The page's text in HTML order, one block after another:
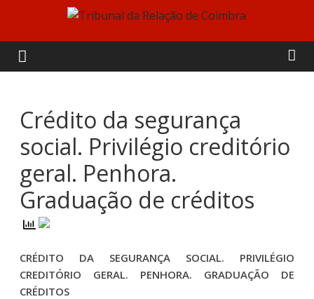
content
Tribunal
da
Relação
de
Coimbra
Crédito da segurança
social. Privilégio creditório
geral. Penhora.
Graduação de créditos
CRÉDITO DA SEGURANÇA SOCIAL. PRIVILÉGIO
CREDITÓRIO GERAL. PENHORA. GRADUAÇÃO DE
CRÉDITOS